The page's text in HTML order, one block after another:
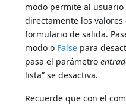
modo permite al
directamente los
formulario de salida.
modo o False para
pasa el parámetro
lista” se desactiva.
Recuerde que con el